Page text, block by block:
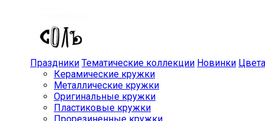
Праздники Тематические коллекции Новинки Цвета
Керамические кружки
Металлические кружки
Оригинальные кружки
Пластиковые кружки